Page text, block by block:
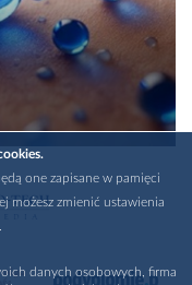
one zapisane w pamięci
możesz zmienić ustawienia
danych osobowych, firma